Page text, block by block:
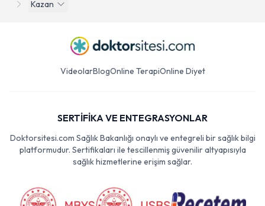
Kazan
VideolarBlogOnline TerapiOnline Diyet
SERTİFİKA VE ENTEGRASYONLAR
Doktorsitesi.com Sağlık Bakanlığı onaylı ve entegreli bir sağlık bilgi
platformudur. Sertifikaları ile tescillenmiş güvenilir altyapısıyla
sağlık hizmetlerine erişim sağlar.